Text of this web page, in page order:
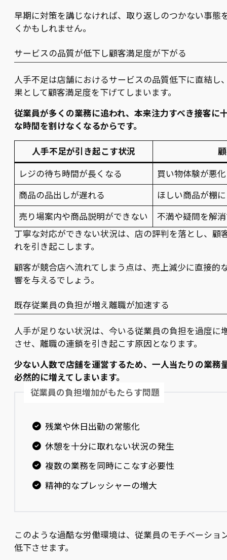
早期に対策を講じなければ、取り返しのつかない事態
くかもしれません。
サービスの品質が低下し顧客満足度が下がる
人手不足は店舗におけるサービスの品質低下に直結し
果として顧客満足度を下げてしまいます。
従業員が多くの業務に追われ、本来注力すべき接客に
な時間を割けなくなるからです。
人手不足が引き起こす状況
レジの待ち時間が長くなる
買い物体験が悪
商品の品出しが遅れる
ほしい商品が棚
売り場案内や商品説明ができない
不満や疑問を解
丁寧な対応ができない状況は、店の評判を落とし、顧
れを引き起こします。
顧客が競合店へ流れてしまう点は、売上減少に直接的
響を与えるでしょう。
既存従業員の負担が増え離職が加速する
人手が足りない状況は、今いる従業員の負担を過度に
させ、離職の連鎖を引き起こす原因となります。
少ない人数で店舗を運営するため、一人当たりの業務
必然的に増えてしまいます。
従業員の負担増加がもたらす問題
残業や休日出勤の常態化
休憩を十分に取れない状況の発生
複数の業務を同時にこなす必要性
精神的なプレッシャーの増大
このような過酷な労働環境は、従業員のモチベーショ
低下させます。